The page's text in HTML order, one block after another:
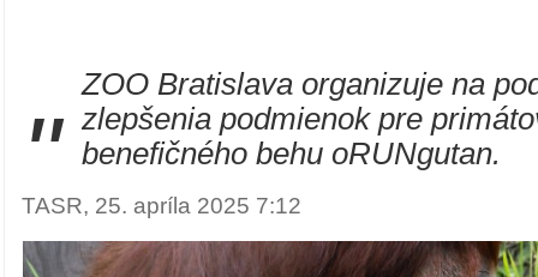
"
ZOO Bratislava organizuje na
zlepšenia podmienok pre
benefičného behu oRUNgutan.
TASR, 25. apríla 2025 7:12